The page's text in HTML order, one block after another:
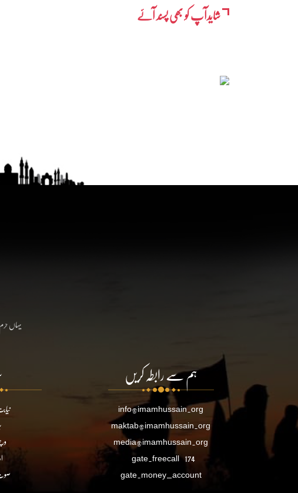
شایدآپ کو بھی پسند آئے
یہاں
ہم سے رابطہ کریں
info@imamhussain.org
maktab@imamhussain.org
media@imamhussain.org
gate.freecall 174
gate.money_account